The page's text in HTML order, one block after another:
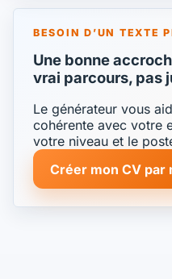
BESOIN D’UN TEXTE
Une bonne
vrai parcours, pas
Le générateur vous
cohérente avec votre
votre niveau et le
Créer mon CV par